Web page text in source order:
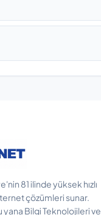
81 ilinde yüksek hızlı
çözümleri sunar.
yana Bilgi Teknolojileri ve